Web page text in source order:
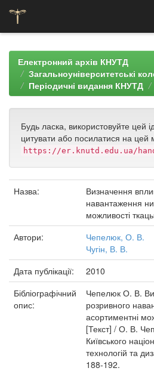
navigationЕлектронний архів КНУТД
Загальноуніверситетські
Періодичні видання КНУТД
Будь ласка, використовуйте цей
цитувати або посилатися на цей
https://er.knutd.edu.ua/
Назва:
Визначення
навантаження
можливості
Автори:
Чепелюк, О. В.
Чугін, В. В.
Дата публікації:
2010
Бібліографічний
опис:
Чепелюк О. В.
розривного
асортиментні
[Текст] / О. В.
Київського
технологій та
188-192.